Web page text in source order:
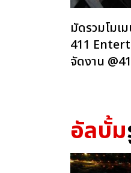
มัดรวมโมเ
411
จัดงาน
อัลบั้ม